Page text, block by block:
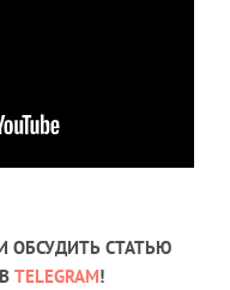
ОБСУДИТЬ СТАТЬЮ
TELEGRAM!